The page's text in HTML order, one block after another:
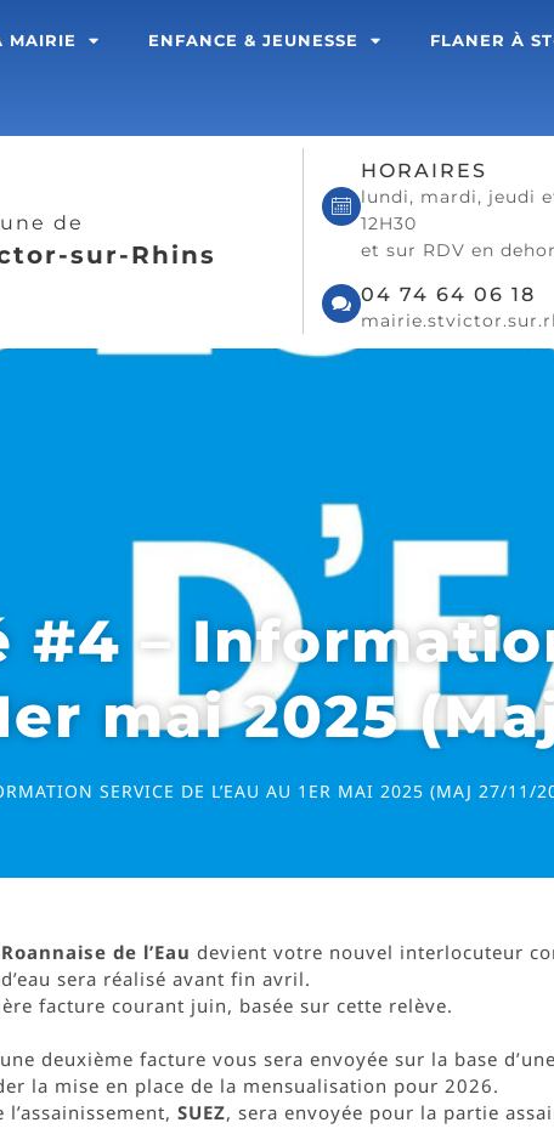
MAIRIE ENFANCE & JEUNESSE FLANER À
de
sur-Rhins
HORAIRES
lundi, mardi, jeudi
12H30
et sur RDV en
04 74 64 06 18
#4 –
mai 2025
SERVICE DE L’EAU AU 1ER MAI 2025 (MAJ 27/11/
Roannaise de l’Eau devient votre nouvel interlocuteur
sera réalisé avant fin avril.
facture courant juin, basée sur cette relève.
deuxième facture vous sera envoyée sur la base
la mise en place de la mensualisation pour 2026.
SUEZ, sera envoyée pour la partie